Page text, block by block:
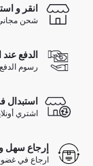
انقر و
شحن
الدفع عند
رسوم الدفع
استبدال
اشتري
إرجاع سهل
ارجاع في غضون 30